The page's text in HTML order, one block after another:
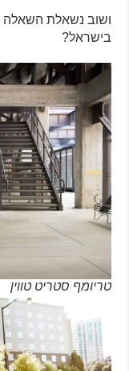
ושוב נשאלת השאלה
בישראל?
טריומף סטריט טווין